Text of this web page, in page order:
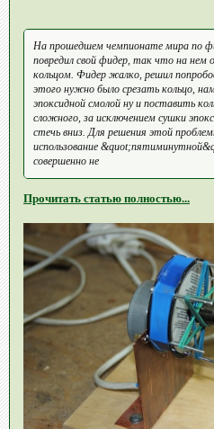
На прошедшем чемпионате мира по
повредил свой фидер, так что на нем
кольцом. Фидер жалко, решил
этого нужно было срезать кольцо,
эпоксидной смолой ну и поставить
сложного, за исключением сушки
стечь вниз. Для решения этой
использование
совершенно не
Прочитать статью полностью...